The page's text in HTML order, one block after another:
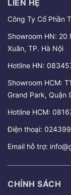
LIÊN HỆ
Công Ty Cổ Phần
Showroom HN: 20
Xuân, TP. Hà Nội
Hotline HN:
Showroom HCM:
Grand Park, Quận
Hotline HCM:
Điện thoại:
Email hỗ trợ:
CHÍNH SÁCH